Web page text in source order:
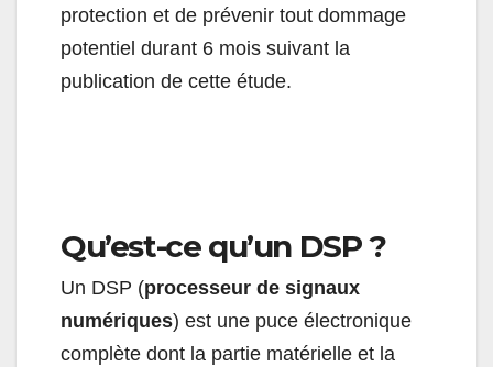
protection et de prévenir tout dommage
potentiel durant 6 mois suivant la
publication de cette étude.
Qu’est-ce qu’un DSP ?
Un DSP (processeur de signaux
numériques) est une puce électronique
complète dont la partie matérielle et la